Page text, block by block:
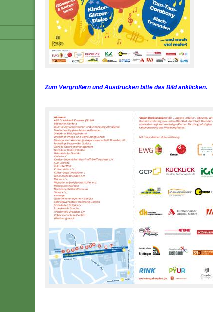
Zum Vergrößern und Ausdrucken bitte das Bild anklicken.